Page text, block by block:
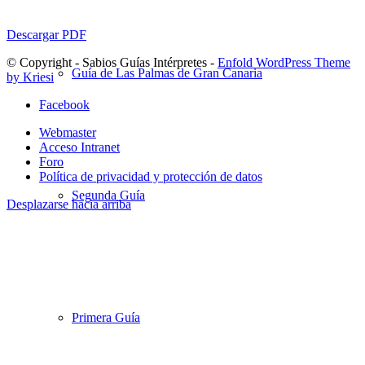
Guía de Las Palmas de Gran Canaria
Segunda Guía
Primera Guía
Descargar PDF
© Copyright - Sabios Guías Intérpretes - Enfold WordPress Theme
by Kriesi
Facebook
Webmaster
Acceso Intranet
Foro
Política de privacidad y protección de datos
Desplazarse hacia arriba